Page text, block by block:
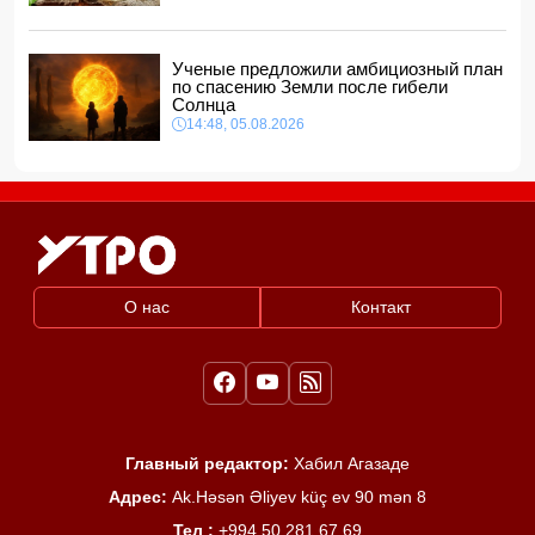
Ученые предложили амбициозный план
по спасению Земли после гибели
Солнца
14:48, 05.08.2026
О нас Контакт
Главный редактор: Хабил Агазаде
Адрес: Ak.Həsən Əliyev küç ev 90 mən 8
Тел : +994 50 281 67 69